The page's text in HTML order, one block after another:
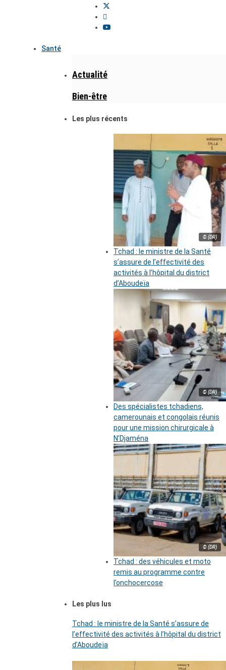
Santé
Actualité
Bien-être
Les plus récents
© (DR)
Tchad : le ministre de la Santé
s’assure de l’effectivité des
activités à l’hôpital du district
d’Aboudeïa
© (DR)
Des spécialistes tchadiens,
camerounais et congolais réunis
pour une mission chirurgicale à
N’Djaména
© (DR)
Tchad : des véhicules et moto
remis au programme contre
l’onchocercose
Les plus lus
Tchad : le ministre de la Santé s’assure de
l’effectivité des activités à l’hôpital du district
d’Aboudeïa